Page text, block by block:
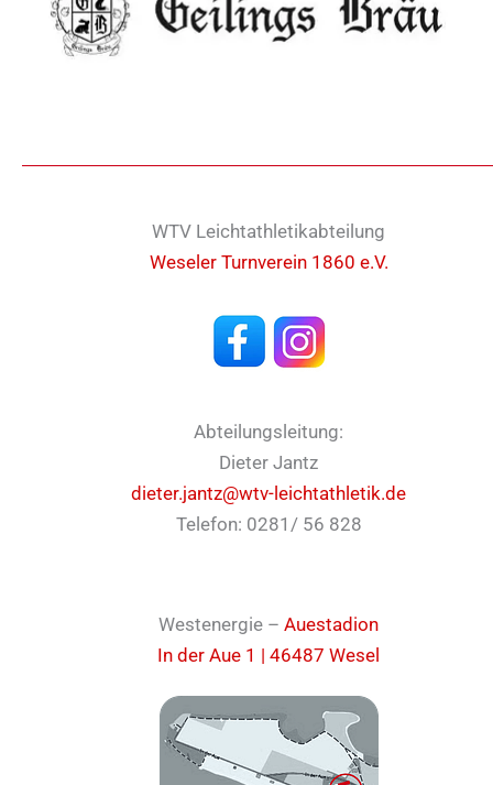
WTV Leichtathletikabteilung
Weseler Turnverein 1860 e.V.
Abteilungsleitung:
Dieter Jantz
dieter.jantz@wtv-leichtathletik.de
Telefon: 0281/ 56 828
Westenergie – Auestadion
In der Aue 1 | 46487 Wesel